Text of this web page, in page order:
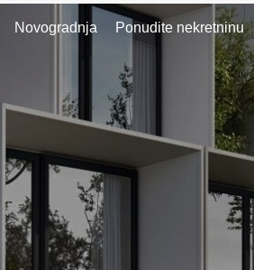
Novogradnja Ponudite nekretninu